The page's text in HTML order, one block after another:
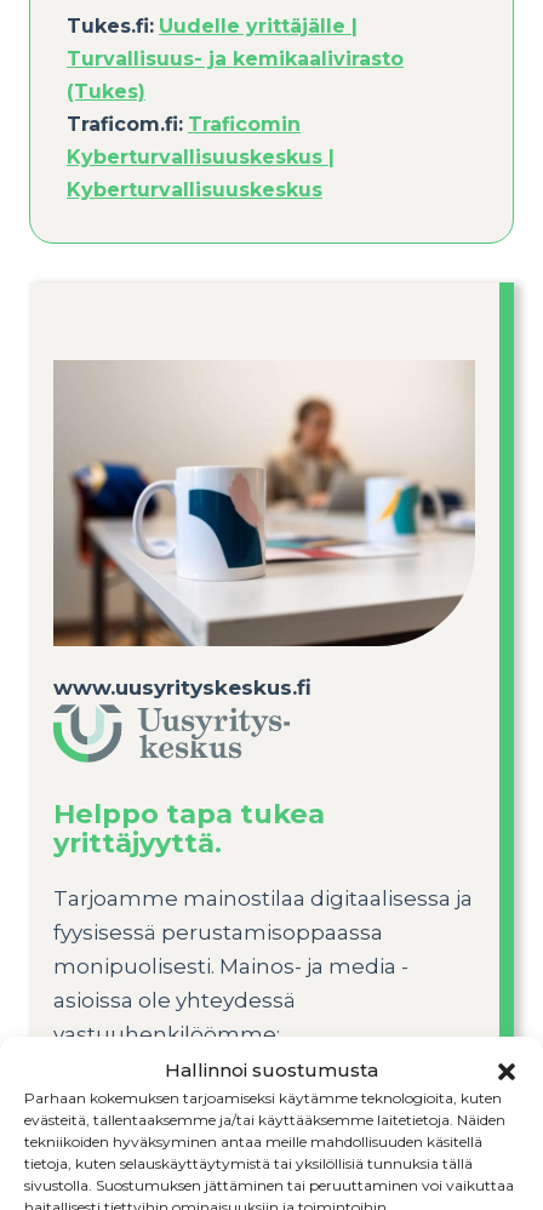
Hallinnoi suostumusta
Parhaan kokemuksen tarjoamiseksi käytämme teknologioita, kuten
evästeitä, tallentaaksemme ja/tai käyttääksemme laitetietoja. Näiden
tekniikoiden hyväksyminen antaa meille mahdollisuuden käsitellä
tietoja, kuten selauskäyttäytymistä tai yksilöllisiä tunnuksia tällä
sivustolla. Suostumuksen jättäminen tai peruuttaminen voi vaikuttaa
Tukes.fi: Uudelle yrittäjälle |
Turvallisuus- ja kemikaalivirasto
(Tukes)
Traficom.fi: Traficomin
Kyberturvallisuuskeskus |
Kyberturvallisuuskeskus
www.uusyrityskeskus.fi
Helppo tapa tukea
yrittäjyyttä.
Tarjoamme mainostilaa digitaalisessa ja
fyysisessä perustamisoppaassa
monipuolisesti. Mainos- ja media -
asioissa ole yhteydessä
vastuuhenkilöömme:
nita.vallimaki@uusyrityskeskus.fi
Katso mediakortti →